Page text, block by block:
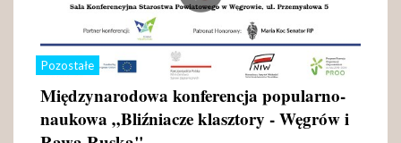
Pozostałe
Międzynarodowa konferencja popularno-
naukowa „Bliźniacze klasztory - Węgrów i